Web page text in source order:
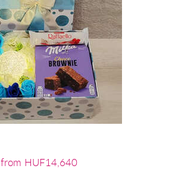
from HUF14,640